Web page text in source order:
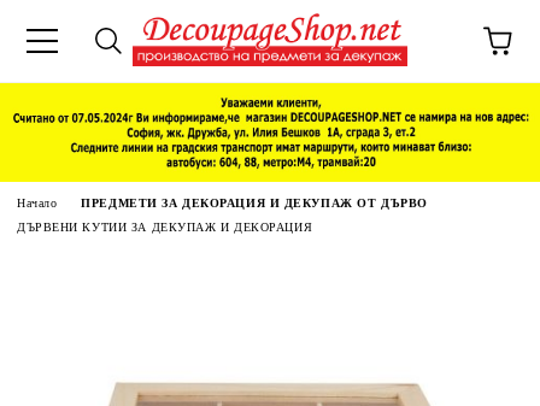
Начало
ПРЕДМЕТИ ЗА ДЕКОРАЦИЯ И ДЕКУПАЖ ОТ ДЪРВО
ДЪРВЕНИ КУТИИ ЗА ДЕКУПАЖ И ДЕКОРАЦИЯ